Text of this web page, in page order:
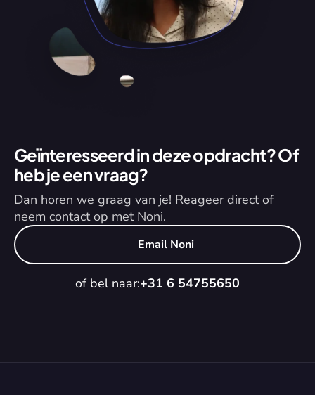
Geïnteresseerd in deze opdracht? Of
heb je een vraag?
Dan horen we graag van je! Reageer direct of
neem contact op met Noni.
Email Noni
of bel naar:+31 6 54755650